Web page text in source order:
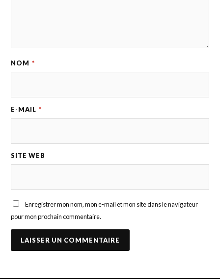
NOM *
E-MAIL *
SITE WEB
Enregistrer mon nom, mon e-mail et mon site dans le navigateur
pour mon prochain commentaire.